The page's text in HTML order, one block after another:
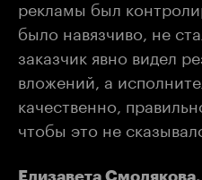
рекламы был
было навязчиво, не
заказчик явно видел
вложений, а
качественно,
чтобы это не
Елизавета